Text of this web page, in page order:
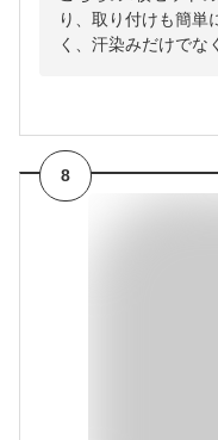
り、取り付けも簡単
く、汗染みだけでな
8